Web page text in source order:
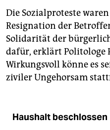
Die Sozialproteste
Resignation der
Solidarität der
dafür, erklärt Politologe
Wirkungsvoll könne es
ziviler Ungehorsam
Haushalt beschlossen